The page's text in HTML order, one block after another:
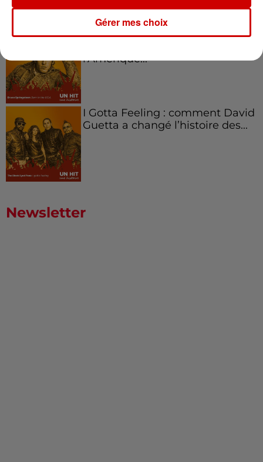
Born in the U.S.A - Bruce
l’Amérique...
I Gotta Feeling : comment David
Guetta a changé l’histoire des...
Newsletter
Gérer mes choix